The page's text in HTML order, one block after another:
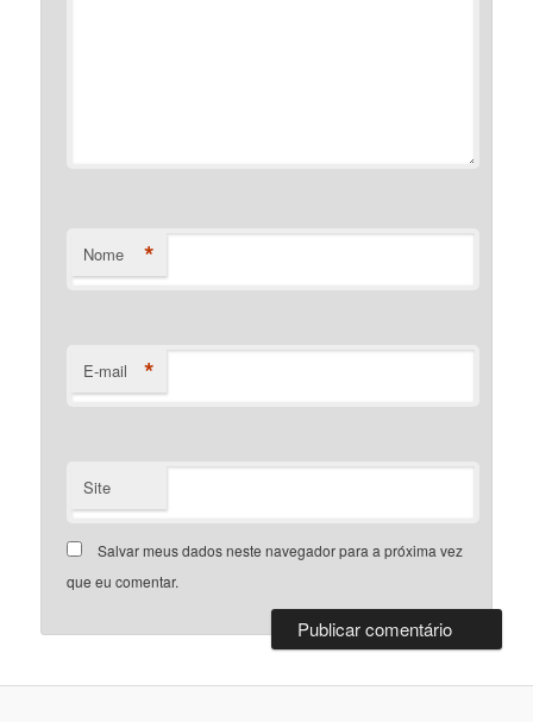
Nome *
E-mail *
Site
Salvar meus dados neste navegador para a próxima vez
que eu comentar.